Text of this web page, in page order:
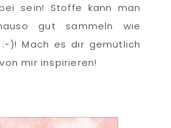
sein! Stoffe kann man
gut sammeln wie
)! Mach es dir gemütlich
mir inspirieren!